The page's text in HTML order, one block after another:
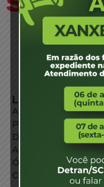
LINKS EXTERNOS
Agência de Notícias
Portal de Serviços
Diário Oficial
Acesso à Informação
Órgãos do Governo
Conheça SC